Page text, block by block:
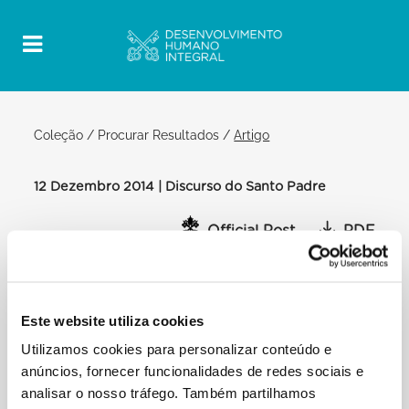
Este website utiliza cookies
Utilizamos cookies para personalizar conteúdo e
anúncios, fornecer funcionalidades de redes sociais e
analisar o nosso tráfego. Também partilhamos
Coleção / Procurar Resultados /Artigo
12 Dezembro 2014 | Discurso do Santo Padre
Official Post PDF
DISCURSO DO PAPA FRANCISCOA SUA
SÍRIOSE À COMUNIDADE SÍRIO-
ANTIOQUENA
Beatitude Excelências, Reverendos Padres
Queridos irmãos e irmãs!